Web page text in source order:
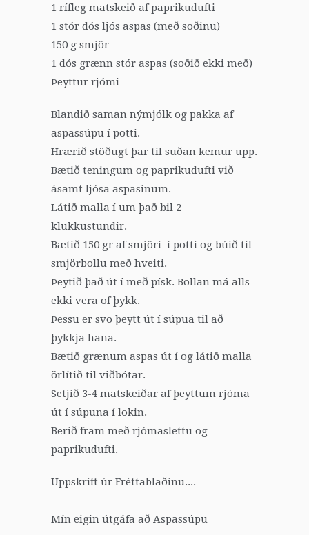
1 rífleg matskeið af paprikudufti
1 stór dós ljós aspas (með soðinu)
150 g smjör
1 dós grænn stór aspas (soðið ekki með)
Þeyttur rjómi
Blandið saman nýmjólk og pakka af
aspassúpu í potti.
Hrærið stöðugt þar til suðan kemur upp.
Bætið teningum og paprikudufti við
ásamt ljósa aspasinum.
Látið malla í um það bil 2
klukkustundir.
Bætið 150 gr af smjöri í potti og búið til
smjörbollu með hveiti.
Þeytið það út í með písk. Bollan má alls
ekki vera of þykk.
Þessu er svo þeytt út í súpua til að
þykkja hana.
Bætið grænum aspas út í og látið malla
örlítið til viðbótar.
Setjið 3-4 matskeiðar af þeyttum rjóma
út í súpuna í lokin.
Berið fram með rjómaslettu og
paprikudufti.
Uppskrift úr Fréttablaðinu....
Mín eigin útgáfa að Aspassúpu